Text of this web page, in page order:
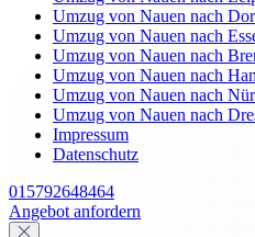
Umzug von Nauen nach
Umzug von Nauen nach
Umzug von Nauen nach
Umzug von Nauen nach
Umzug von Nauen nach
Umzug von Nauen nach
Impressum
Datenschutz
015792648464
Angebot anfordern